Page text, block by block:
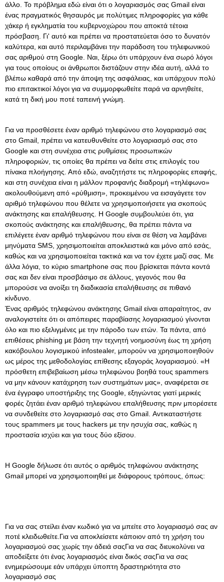
άλλο. Το πρόβλημα εδώ είναι ότι ο λογαριασμός σας Gmail είναι
ένας πραγματικός θησαυρός με πολύτιμες πληροφορίες για κάθε
χάκερ ή εγκληματία του κυβερνοχώρου που αποκτά τέτοια
πρόσβαση. Γι' αυτό και πρέπει να προστατεύεται όσο το δυνατόν
καλύτερα, και αυτό περιλαμβάνει την παράδοση του τηλεφωνικού
σας αριθμού στη Google. Ναι, ξέρω ότι υπάρχουν ένα σωρό λόγοι
για τους οποίους οι άνθρωποι διστάζουν στην ιδέα αυτή, αλλά το
βλέπω καθαρά από την άποψη της ασφάλειας, και υπάρχουν πολύ
πιο επιτακτικοί λόγοι για να συμμορφωθείτε παρά να αρνηθείτε,
κατά τη δική μου ποτέ ταπεινή γνώμη.
Για να προσθέσετε έναν αριθμό τηλεφώνου στο λογαριασμό σας
στο Gmail, πρέπει να κατευθυνθείτε στο λογαριασμό σας στο
Google και στη συνέχεια στις ρυθμίσεις προσωπικών
πληροφοριών, τις οποίες θα πρέπει να δείτε στις επιλογές του
πίνακα πλοήγησης. Από εδώ, αναζητήστε τις πληροφορίες επαφής,
και στη συνέχεια είναι η μάλλον προφανής διαδρομή «τηλέφωνο»
ακολουθούμενη από «ρύθμιση», προκειμένου να εισαγάγετε τον
αριθμό τηλεφώνου που θέλετε να χρησιμοποιήσετε για σκοπούς
ανάκτησης και επαλήθευσης. Η Google συμβουλεύει ότι, για
σκοπούς ανάκτησης και επαλήθευσης, θα πρέπει πάντα να
επιλέγετε έναν αριθμό τηλεφώνου που είναι σε θέση να λαμβάνει
μηνύματα SMS, χρησιμοποιείται αποκλειστικά και μόνο από εσάς,
καθώς και να χρησιμοποιείται τακτικά και να τον έχετε μαζί σας. Με
άλλα λόγια, το κύριο smartphone σας που βρίσκεται πάντα κοντά
σας και δεν είναι προσβάσιμο σε άλλους, γεγονός που θα
μπορούσε να ανοίξει τη διαδικασία επαλήθευσης σε πιθανό
κίνδυνο.
Ένας αριθμός τηλεφώνου ανάκτησης Gmail είναι απαραίτητος, αν
αναλογιστείτε ότι οι απόπειρες παραβίασης λογαριασμού γίνονται
όλο και πιο εξελιγμένες με την πάροδο των ετών. Τα πάντα, από
επιθέσεις phishing με βάση την τεχνητή νοημοσύνη έως τη χρήση
κακόβουλου λογισμικού infostealer, μπορούν να χρησιμοποιηθούν
ως μέρος της μεθοδολογίας επίθεσης εξαγοράς λογαριασμού. «Η
πρόσθετη επιβεβαίωση μέσω τηλεφώνου βοηθά τους spammers
να μην κάνουν κατάχρηση των συστημάτων μας», αναφέρεται σε
ένα έγγραφο υποστήριξης της Google, εξηγώντας γιατί μερικές
φορές ζητάει έναν αριθμό τηλεφώνου επαλήθευσης πριν μπορέσετε
να συνδεθείτε στο λογαριασμό σας στο Gmail. Αντικαταστήστε
τους spammers με τους hackers με την ησυχία σας, καθώς η
προστασία ισχύει και για τους δύο εξίσου.
Η Google δήλωσε ότι αυτός ο αριθμός τηλεφώνου ανάκτησης
Gmail μπορεί να χρησιμοποιηθεί με διάφορους τρόπους, όπως:
Για να σας στείλει έναν κωδικό για να μπείτε στο λογαριασμό σας αν
ποτέ κλειδωθείτε.Για να αποκλείσετε κάποιον από τη χρήση του
λογαριασμού σας χωρίς την άδειά σαςΓια να σας διευκολύνει να
αποδείξετε ότι ένας λογαριασμός είναι δικός σαςΓια να σας
ενημερώσουμε εάν υπάρχει ύποπτη δραστηριότητα στο
λογαριασμό σας